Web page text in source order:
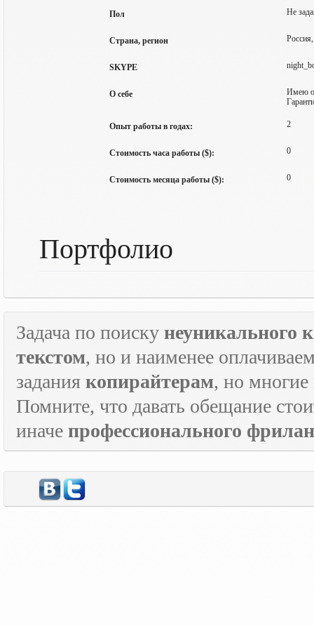
Пол Не
Страна, регион
SKYPE
О себе
Имею
Опыт работы в годах: 2
Стоимость часа работы ($): 0
Стоимость месяца работы ($): 0
Портфолио
Задача по поиску неуникального
текстом, но и наименее
задания копирайтерам, но многие
Помните, что давать обещание
иначе профессионального